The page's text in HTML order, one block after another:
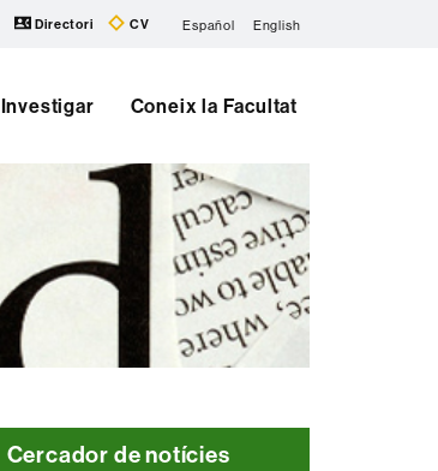
Directori CV Español English
Investigar Coneix la Facultat
Cercador de notícies